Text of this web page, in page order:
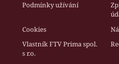
Podmínky užívání
Cookies
Vlastník FTV Prima spol.
s r.o.